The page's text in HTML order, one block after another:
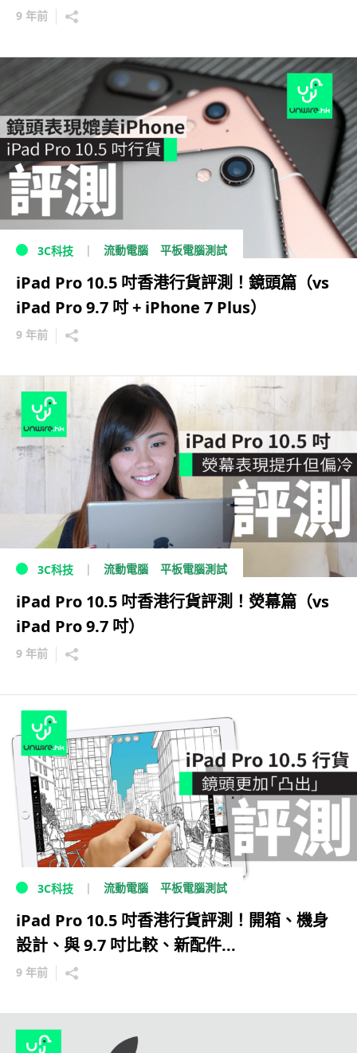
9 年前
3C科技 流動電腦 平板電腦測試
iPad Pro 10.5 吋香港行貨評測！鏡頭篇（vs
iPad Pro 9.7 吋 + iPhone 7 Plus）
9 年前
3C科技 流動電腦 平板電腦測試
iPad Pro 10.5 吋香港行貨評測！熒幕篇（vs
iPad Pro 9.7 吋）
9 年前
3C科技 流動電腦 平板電腦測試
iPad Pro 10.5 吋香港行貨評測！開箱、機身
設計、與 9.7 吋比較、新配件...
9 年前